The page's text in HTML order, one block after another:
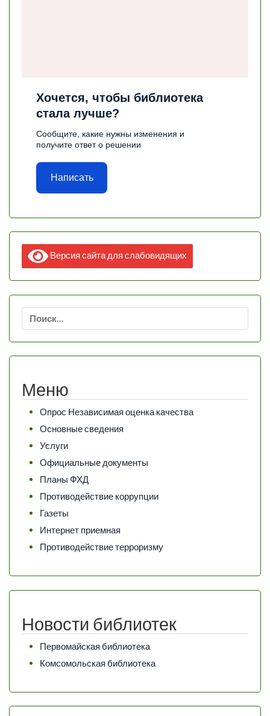
Хочется, чтобы библиотека
стала лучше?
Сообщите, какие нужны изменения и
получите ответ о решении
Написать
Версия сайта для слабовидящих
Найти:
Меню
Опрос Независимая оценка качества
Основные сведения
Услуги
Официальные документы
Планы ФХД
Противодействие коррупции
Газеты
Интернет приемная
Противодействие терроризму
Новости библиотек
Первомайская библиотека
Комсомольская библиотека